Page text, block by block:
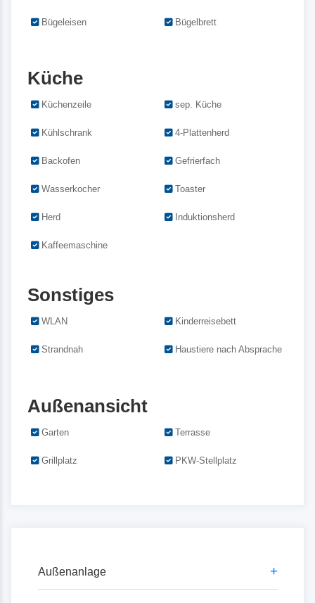
Bügeleisen Bügelbrett
Küche
Küchenzeile sep. Küche
Kühlschrank 4-Plattenherd
Backofen Gefrierfach
Wasserkocher Toaster
Herd Induktionsherd
Kaffeemaschine
Sonstiges
WLAN Kinderreisebett
Strandnah Haustiere nach Absprache
Außenansicht
Garten Terrasse
Grillplatz PKW-Stellplatz
Außenanlage +
unsere AußensSie können Ihr Auto auf dem